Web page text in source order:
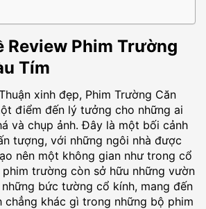
Review Phim Trường
Tím
xinh đẹp, Phim Trường Căn
điểm đến lý tưởng cho những ai
và chụp ảnh. Đây là một bối cảnh
tượng, với những ngôi nhà được
nên một không gian như trong cổ
trường còn sở hữu những vườn
bức tường cổ kính, mang đến
chẳng khác gì trong những bộ phim